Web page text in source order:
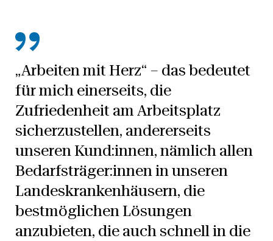
„Arbeiten mit Herz“ – das bedeutet
für mich einerseits, die
Zufriedenheit am Arbeitsplatz
sicherzustellen, andererseits
unseren Kund:innen, nämlich allen
Bedarfsträger:innen in unseren
Landeskrankenhäusern, die
bestmöglichen Lösungen
anzubieten, die auch schnell in die